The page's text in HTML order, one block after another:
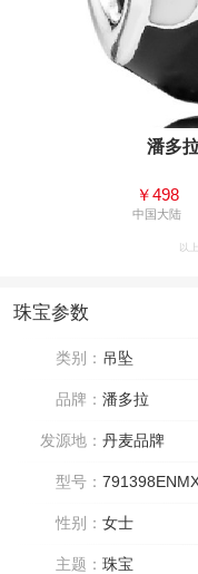
潘多
￥498
中国大陆
以
珠宝参数
类别： 吊坠
品牌： 潘多拉
发源地： 丹麦品牌
型号：
性别： 女士
主题： 珠宝